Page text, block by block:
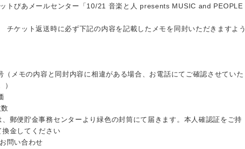
トぴあメールセンター「10/21 音楽と人 presents MUSIC and PEOPLE
チケット返送時に必ず下記の内容を記載したメモを同封いただきますよう
（メモの内容と同封内容に相違がある場合、お電話にてご確認させていた
）
郵便貯金事務センターより緑色の封筒にて届きます。本人確認証をご持
金してください
お問い合わせ